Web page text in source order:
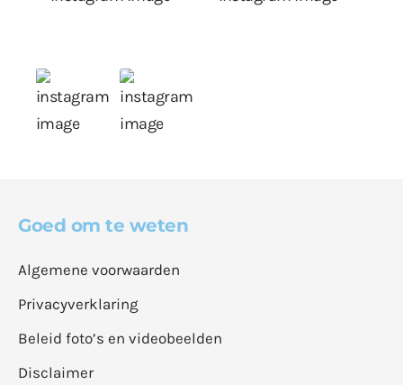
Goed om te weten
Algemene voorwaarden
Privacyverklaring
Beleid foto’s en videobeelden
Disclaimer